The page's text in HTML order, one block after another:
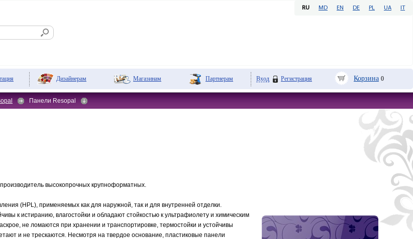
RU MD EN DE PL UA IT
Дизайнерам Магазинам Партнерам Вход Регистрация Корзина 0
Панели Resopal
высокопрочных крупноформатных.
(HPL), применяемых как для наружной, так и для внутренней отделки.
к истиранию, влагостойки и обладают стойкостью к ультрафиолету и химическим
не ломаются при хранении и транспортировке, термостойки и устойчивы
и не трескаются. Несмотря на твердое основание, пластиковые панели